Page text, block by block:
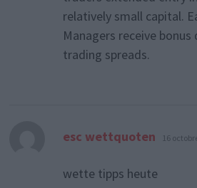
relatively small capital.
Managers receive
trading spreads.
esc wettquoten dit :
16
wette tipps heute